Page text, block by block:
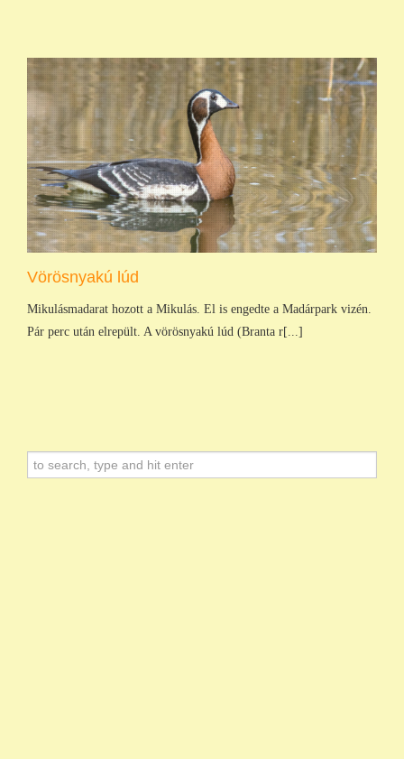
Vörösnyakú lúd
Mikulásmadarat hozott a Mikulás. El is engedte a Madárpark vizén.
Pár perc után elrepült. A vörösnyakú lúd (Branta r[...]